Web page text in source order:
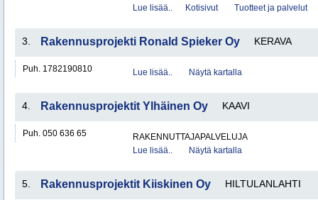
Lue lisää..
Kotisivut Tuotteet ja palvelut
3. Rakennusprojekti Ronald Spieker Oy KERAVA
Puh. 1782190810 Lue lisää.. Näytä kartalla
4. Rakennusprojektit Ylhäinen Oy KAAVI
Puh. 050 636 65
RAKENNUTTAJAPALVELUJA
Lue lisää..
Näytä kartalla
5. Rakennusprojektit Kiiskinen Oy HILTULANLAHTI